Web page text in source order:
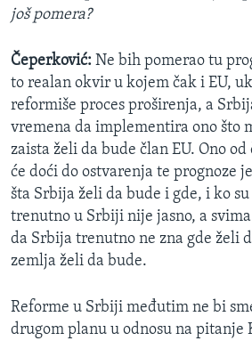
još pomera?
Čeperković: Ne bih pomerao tu
to realan okvir u kojem čak i EU,
reformiše proces proširenja, a
vremena da implementira ono što
zaista želi da bude član EU. Ono
će doći do ostvarenja te prognoze
šta Srbija želi da bude i gde, i ko
trenutno u Srbiji nije jasno, a
da Srbija trenutno ne zna gde želi
zemlja želi da bude.
Reforme u Srbiji međutim ne bi
drugom planu u odnosu na pitanje